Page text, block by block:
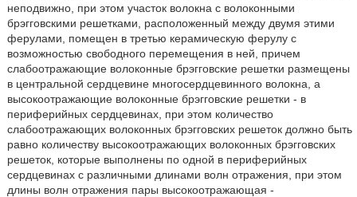
неподвижно, при этом участок волокна с волоконными
брэгговскими решетками, расположенный между двумя этими
ферулами, помещен в третью керамическую ферулу с
возможностью свободного перемещения в ней, причем
слабоотражающие волоконные брэгговские решетки размещены
в центральной сердцевине многосердцевинного волокна, а
высокоотражающие волоконные брэгговские решетки - в
периферийных сердцевинах, при этом количество
слабоотражающих волоконных брэгговских решеток должно быть
равно количеству высокоотражающих волоконных брэгговских
решеток, которые выполнены по одной в периферийных
сердцевинах с различными длинами волн отражения, при этом
длины волн отражения пары высокоотражающая -